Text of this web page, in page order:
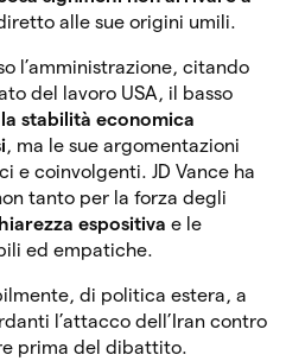
alle sue origini umili.
l’amministrazione, citando
del lavoro USA, il basso
stabilità economica
, ma le sue argomentazioni
e coinvolgenti. JD Vance ha
tanto per la forza degli
espositiva e le
ed empatiche.
di politica estera, a
l’attacco dell’Iran contro
prima del dibattito.